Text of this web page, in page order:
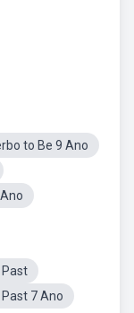
to Be 9 Ano
Past
7 Ano